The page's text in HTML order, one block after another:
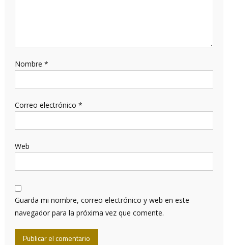
Nombre *
Correo electrónico *
Web
Guarda mi nombre, correo electrónico y web en este
navegador para la próxima vez que comente.